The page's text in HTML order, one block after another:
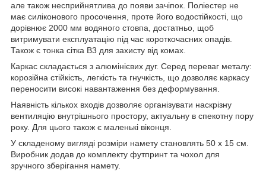
але також несприйнятлива до появи зачіпок. Поліестер не
має силіконового просочення, проте його водостійкості, що
дорівнює 2000 мм водяного стовпа, достатньо, щоб
витримувати експлуатацію під час короткочасних опадів.
Також є тонка сітка В3 для захисту від комах.
Каркас складається з алюмінієвих дуг. Серед переваг металу:
корозійна стійкість, легкість та гнучкість, що дозволяє каркасу
переносити високі навантаження без деформування.
Наявність кількох входів дозволяє організувати наскрізну
вентиляцію внутрішнього простору, актуальну в спекотну пору
року. Для цього також є маленькі віконця.
У складеному вигляді розміри намету становлять 50 х 15 см.
Виробник додав до комплекту футпринт та чохол для
зручного зберігання намету.